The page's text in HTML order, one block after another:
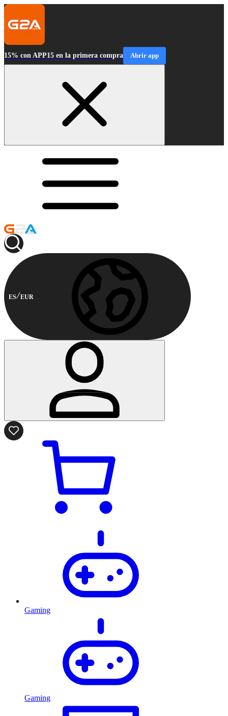
15% con APP15 en la primera compra Abrir app
ES EUR
Gaming
Gaming